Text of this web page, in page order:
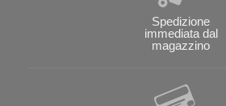
Spedizione
immediata dal
magazzino